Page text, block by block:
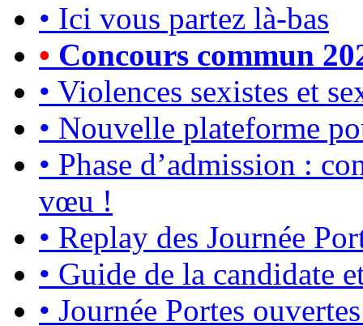
• Ici vous partez là-bas
• Concours commun
• Violences sexistes et
• Nouvelle plateforme
• Phase d’admission :
vœu !
• Replay des Journée
• Guide de la candidate
• Journée Portes